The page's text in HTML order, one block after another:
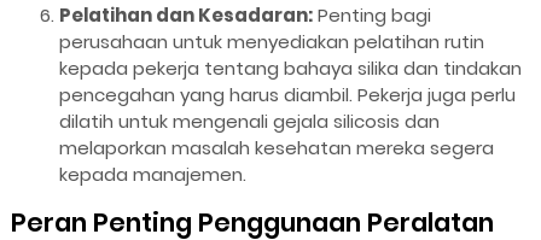
Pelatihan dan Kesadaran:Penting bagi
perusahaan untuk menyediakan pelatihan rutin
kepada pekerja tentang bahaya silika dan tindakan
pencegahan yang harus diambil. Pekerja juga perlu
dilatih untuk mengenali gejala silicosis dan
melaporkan masalah kesehatan mereka segera
kepada manajemen.
Peran Penting Penggunaan Peralatan